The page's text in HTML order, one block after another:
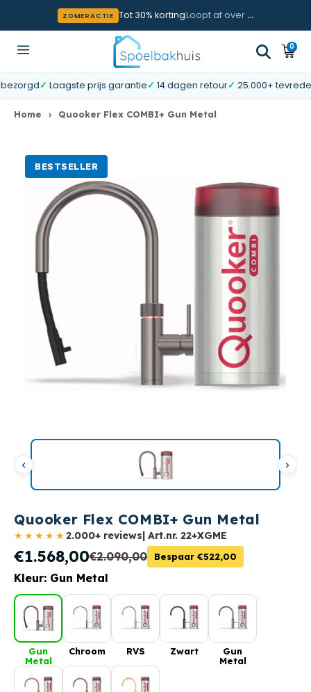
Meteen naar de content
ZOMERACTIE Tot 30% kortingLoopt af over …
00
✓Laagste prijs garantie✓14 dagen retour✓25.000+ tevreden
Home › Quooker Flex COMBI+ Gun Metal
BESTSELLER
Quooker Flex COMBI+ Gun Metal
★★★★★2.000+ reviews | Art.nr. 22+XGME
€1.568,00€2.090,00 Bespaar €522,00
Kleur: Gun Metal
Gun
Metal
Chroom RVS Zwart
Gun
Metal